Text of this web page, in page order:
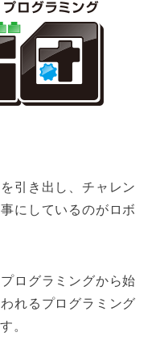
引き出し、チャレン
にしているのがロボ
ログラミングから始
れるプログラミング
。